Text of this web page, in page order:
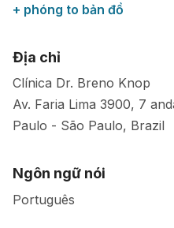
+ phóng to bản đồ
Địa chỉ
Clínica Dr. Breno Knop
Av. Faria Lima 3900, 7
Paulo - São Paulo, Brazil
Ngôn ngữ nói
Português